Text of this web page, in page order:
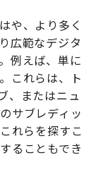
や、より多く
広範なデジタ
例えば、単に
これらは、ト
、またはニュ
サブレディッ
れらを探すこ
ることもでき